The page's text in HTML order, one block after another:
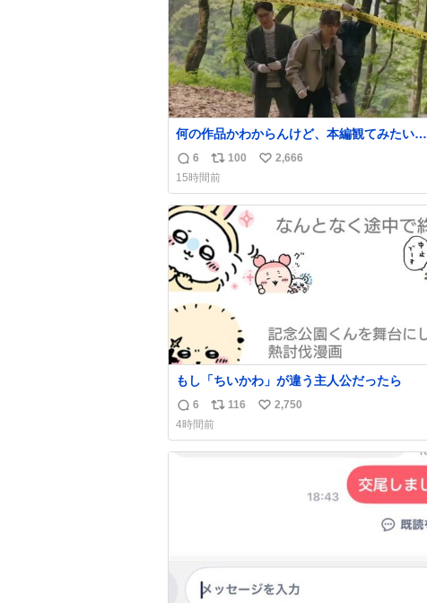
何の作品かわからんけど、本編観てみたいっ
て思ったwww韓ドラよね？
返
信
数
6
リ
ポ
ス
ト
100
い
ね
2,666
15時間前
もし「ちいかわ」が違う主人公だったら
返
信
数
6
リ
ポ
ス
116
い
ね
2,750
4時間前